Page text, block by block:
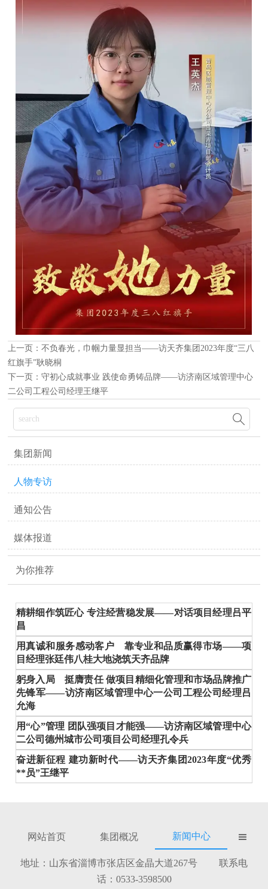
上一页：不负春光，巾帼力量显担当——访天齐集团2023年度“三八
红旗手”耿晓桐
下一页：守初心成就事业 践使命勇铸品牌——访济南区域管理中心
二公司工程公司经理王继平

集团新闻
人物专访
通知公告
媒体报道
为你推荐
精耕细作筑匠心 专注经营稳发展——对话项目经理吕平
昌
用真诚和服务感动客户 靠专业和品质赢得市场——项
目经理张廷伟八桂大地浇筑天齐品牌
躬身入局 挺膺责任 做项目精细化管理和市场品牌推广
先锋军——访济南区域管理中心一公司工程公司经理吕
允海
用“心”管理 团队强项目才能强——访济南区域管理中心
二公司德州城市公司项目公司经理孔令兵
奋进新征程 建功新时代——访天齐集团2023年度“优秀
**员”王继平
网站首页 集团概况 新闻中心 
地址：山东省淄博市张店区金晶大道267号 联系电
话：0533-3598500